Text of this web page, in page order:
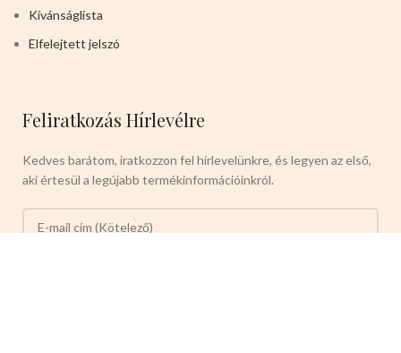
Kívánságlista
Elfelejtett jelszó
Feliratkozás Hírlevélre
Kedves barátom, iratkozzon fel hírlevelünkre, és legyen az első,
aki értesül a legújabb termékinformációinkról.